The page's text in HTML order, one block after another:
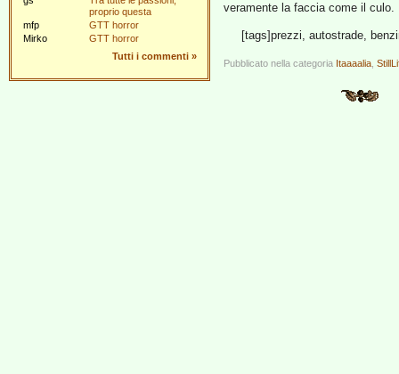
proprio questa
mfp
GTT horror
Mirko
GTT horror
Tutti i commenti »
veramente la faccia come il culo.
[tags]prezzi, autostrade,
Pubblicato nella categoria Itaaaalia